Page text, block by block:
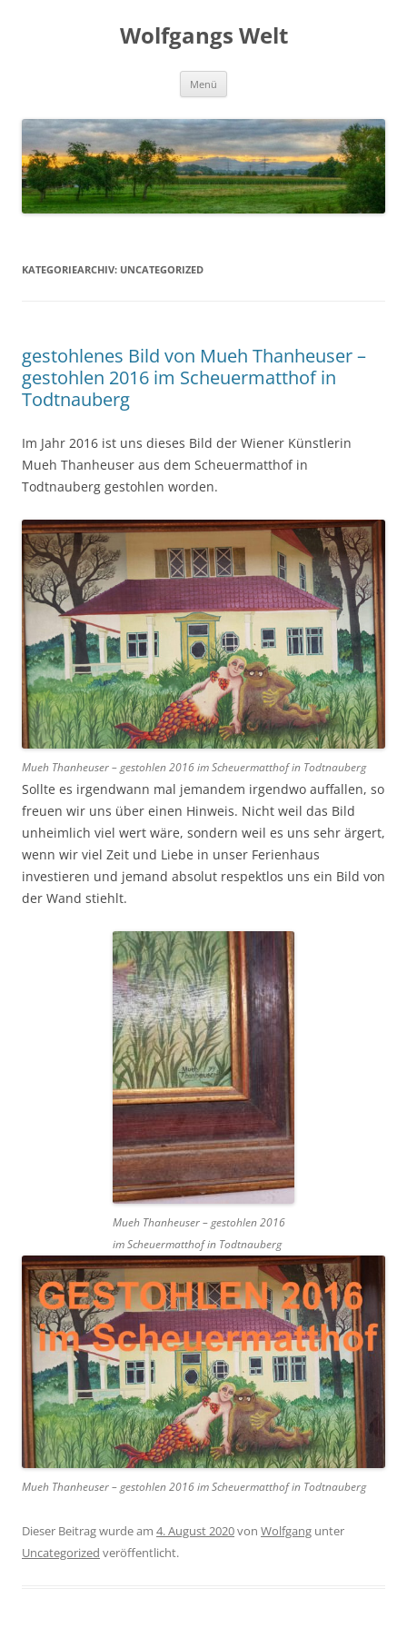
Wolfgangs Welt
Menü
KATEGORIEARCHIV: UNCATEGORIZED
gestohlenes Bild von Mueh Thanheuser –
gestohlen 2016 im Scheuermatthof in
Todtnauberg
Im Jahr 2016 ist uns dieses Bild der Wiener Künstlerin
Mueh Thanheuser aus dem Scheuermatthof in
Todtnauberg gestohlen worden.
Mueh Thanheuser – gestohlen 2016 im Scheuermatthof in Todtnauberg
Sollte es irgendwann mal jemandem irgendwo auffallen, so
freuen wir uns über einen Hinweis. Nicht weil das Bild
unheimlich viel wert wäre, sondern weil es uns sehr ärgert,
wenn wir viel Zeit und Liebe in unser Ferienhaus
investieren und jemand absolut respektlos uns ein Bild von
der Wand stiehlt.
Mueh Thanheuser – gestohlen 2016
im Scheuermatthof in Todtnauberg
Mueh Thanheuser – gestohlen 2016 im Scheuermatthof in Todtnauberg
Dieser Beitrag wurde am 4. August 2020von Wolfgang unter
Uncategorized veröffentlicht.